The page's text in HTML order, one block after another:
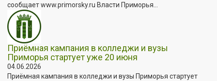
сообщает www.primorsky.ru Власти Приморья...
Приёмная кампания в колледжи и вузы
Приморья стартует уже 20 июня
04.06.2026
Приёмная кампания в колледжи и вузы Приморья стартует